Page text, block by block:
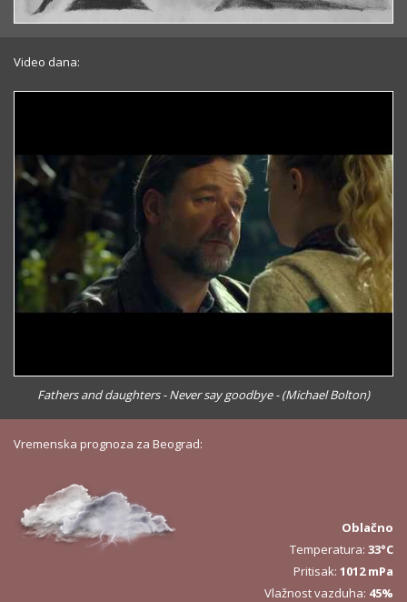
Video dana:
Fathers and daughters - Never say goodbye - (Michael Bolton)
Vremenska prognoza za Beograd:
Oblačno
Temperatura: 33°C
Pritisak: 1012 mPa
Vlažnost vazduha: 45%